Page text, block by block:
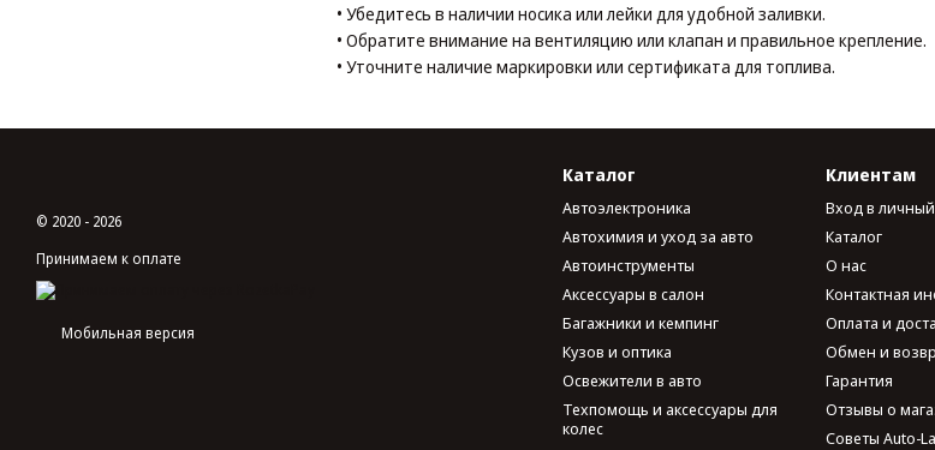
• Убедитесь в наличии носика или лейки для удобной заливки.
• Обратите внимание на вентиляцию или клапан и правильное крепление.
• Уточните наличие маркировки или сертификата для топлива.
© 2020 - 2026
Принимаем к оплате
Мобильная версия
Каталог
Автоэлектроника
Автохимия и уход за авто
Автоинструменты
Аксессуары в салон
Багажники и кемпинг
Кузов и оптика
Освежители в авто
Техпомощь и аксессуары для
колес
Клиентам
Вход в
Каталог
О нас
Контактная
Оплата и
Обмен и
Гарантия
Отзывы о
Советы Auto-